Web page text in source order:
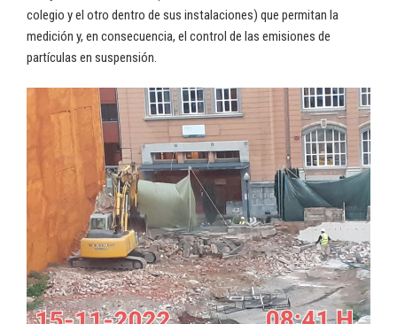
colegio y el otro dentro de sus instalaciones) que permitan la
medición y, en consecuencia, el control de las emisiones de
partículas en suspensión.